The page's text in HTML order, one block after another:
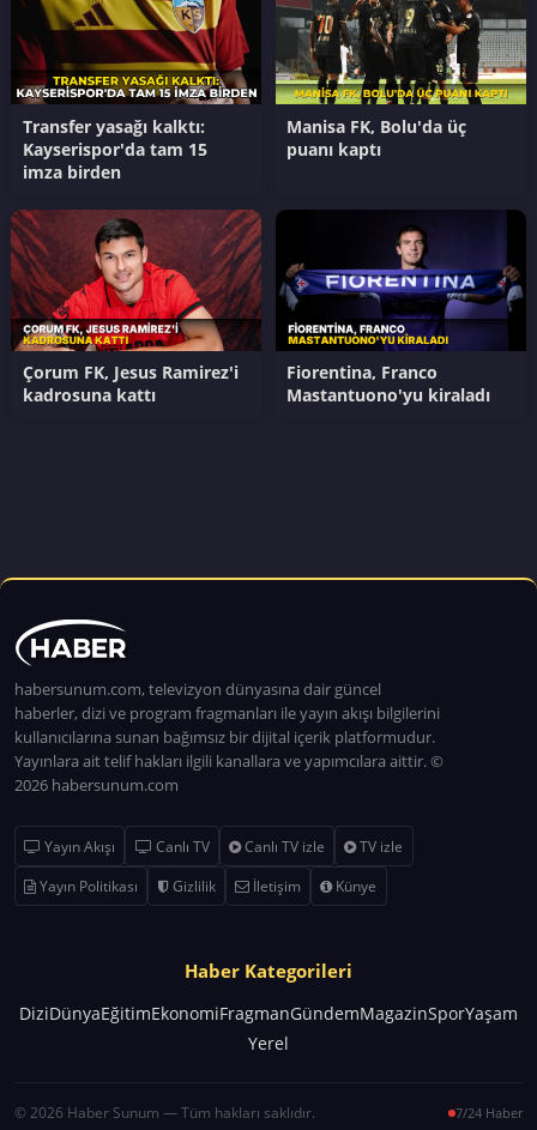
Transfer yasağı kalktı:
Kayserispor'da tam 15
imza birden
Manisa FK, Bolu'da üç
puanı kaptı
Çorum FK, Jesus Ramirez'i
kadrosuna kattı
Fiorentina, Franco
Mastantuono'yu kiraladı
habersunum.com, televizyon dünyasına dair güncel
haberler, dizi ve program fragmanları ile yayın akışı bilgilerini
kullanıcılarına sunan bağımsız bir dijital içerik platformudur.
Yayınlara ait telif hakları ilgili kanallara ve yapımcılara aittir. ©
2026 habersunum.com
Yayın Akışı Canlı TV Canlı TV izle
TV izle
Yayın Politikası
Gizlilik İletişim Künye
Haber Kategorileri
DiziDünyaEğitimEkonomiFragmanGündemMagazinSporYaşam
Yerel
© 2026 Haber Sunum — Tüm hakları saklıdır. 7/24 Haber